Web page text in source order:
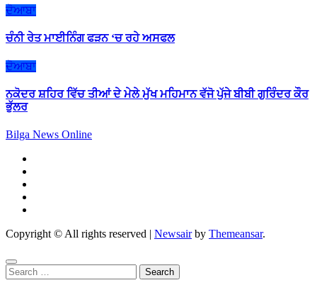
ਦੋਆਬਾ
ਚੰਨੀ ਰੇਤ ਮਾਈਨਿੰਗ ਫੜਨ ‘ਚ ਰਹੇ ਅਸਫਲ
ਦੋਆਬਾ
ਨਕੋਦਰ ਸ਼ਹਿਰ ਵਿੱਚ ਤੀਆਂ ਦੇ ਮੇਲੇ ਮੁੱਖ ਮਹਿਮਾਨ ਵੱਜੋ ਪੁੱਜੇ ਬੀਬੀ ਗੁਰਿੰਦਰ ਕੌਰ
ਭੁੱਲਰ
Bilga News Online
Copyright © All rights reserved | Newsairby Themeansar.
Search
for: